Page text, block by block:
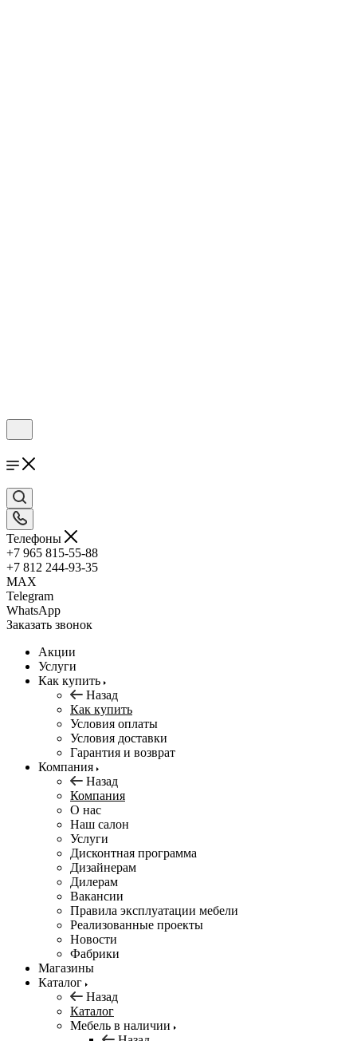
Телефоны
+7 965 815-55-88
+7 812 244-93-35
MAX
Telegram
WhatsApp
Заказать звонок
Акции
Услуги
Как купить
Назад
Как купить
Условия оплаты
Условия доставки
Гарантия и возврат
Компания
Назад
Компания
О нас
Наш салон
Услуги
Дисконтная программа
Дизайнерам
Дилерам
Вакансии
Правила эксплуатации мебели
Реализованные проекты
Новости
Фабрики
Магазины
Каталог
Назад
Каталог
Мебель в наличии